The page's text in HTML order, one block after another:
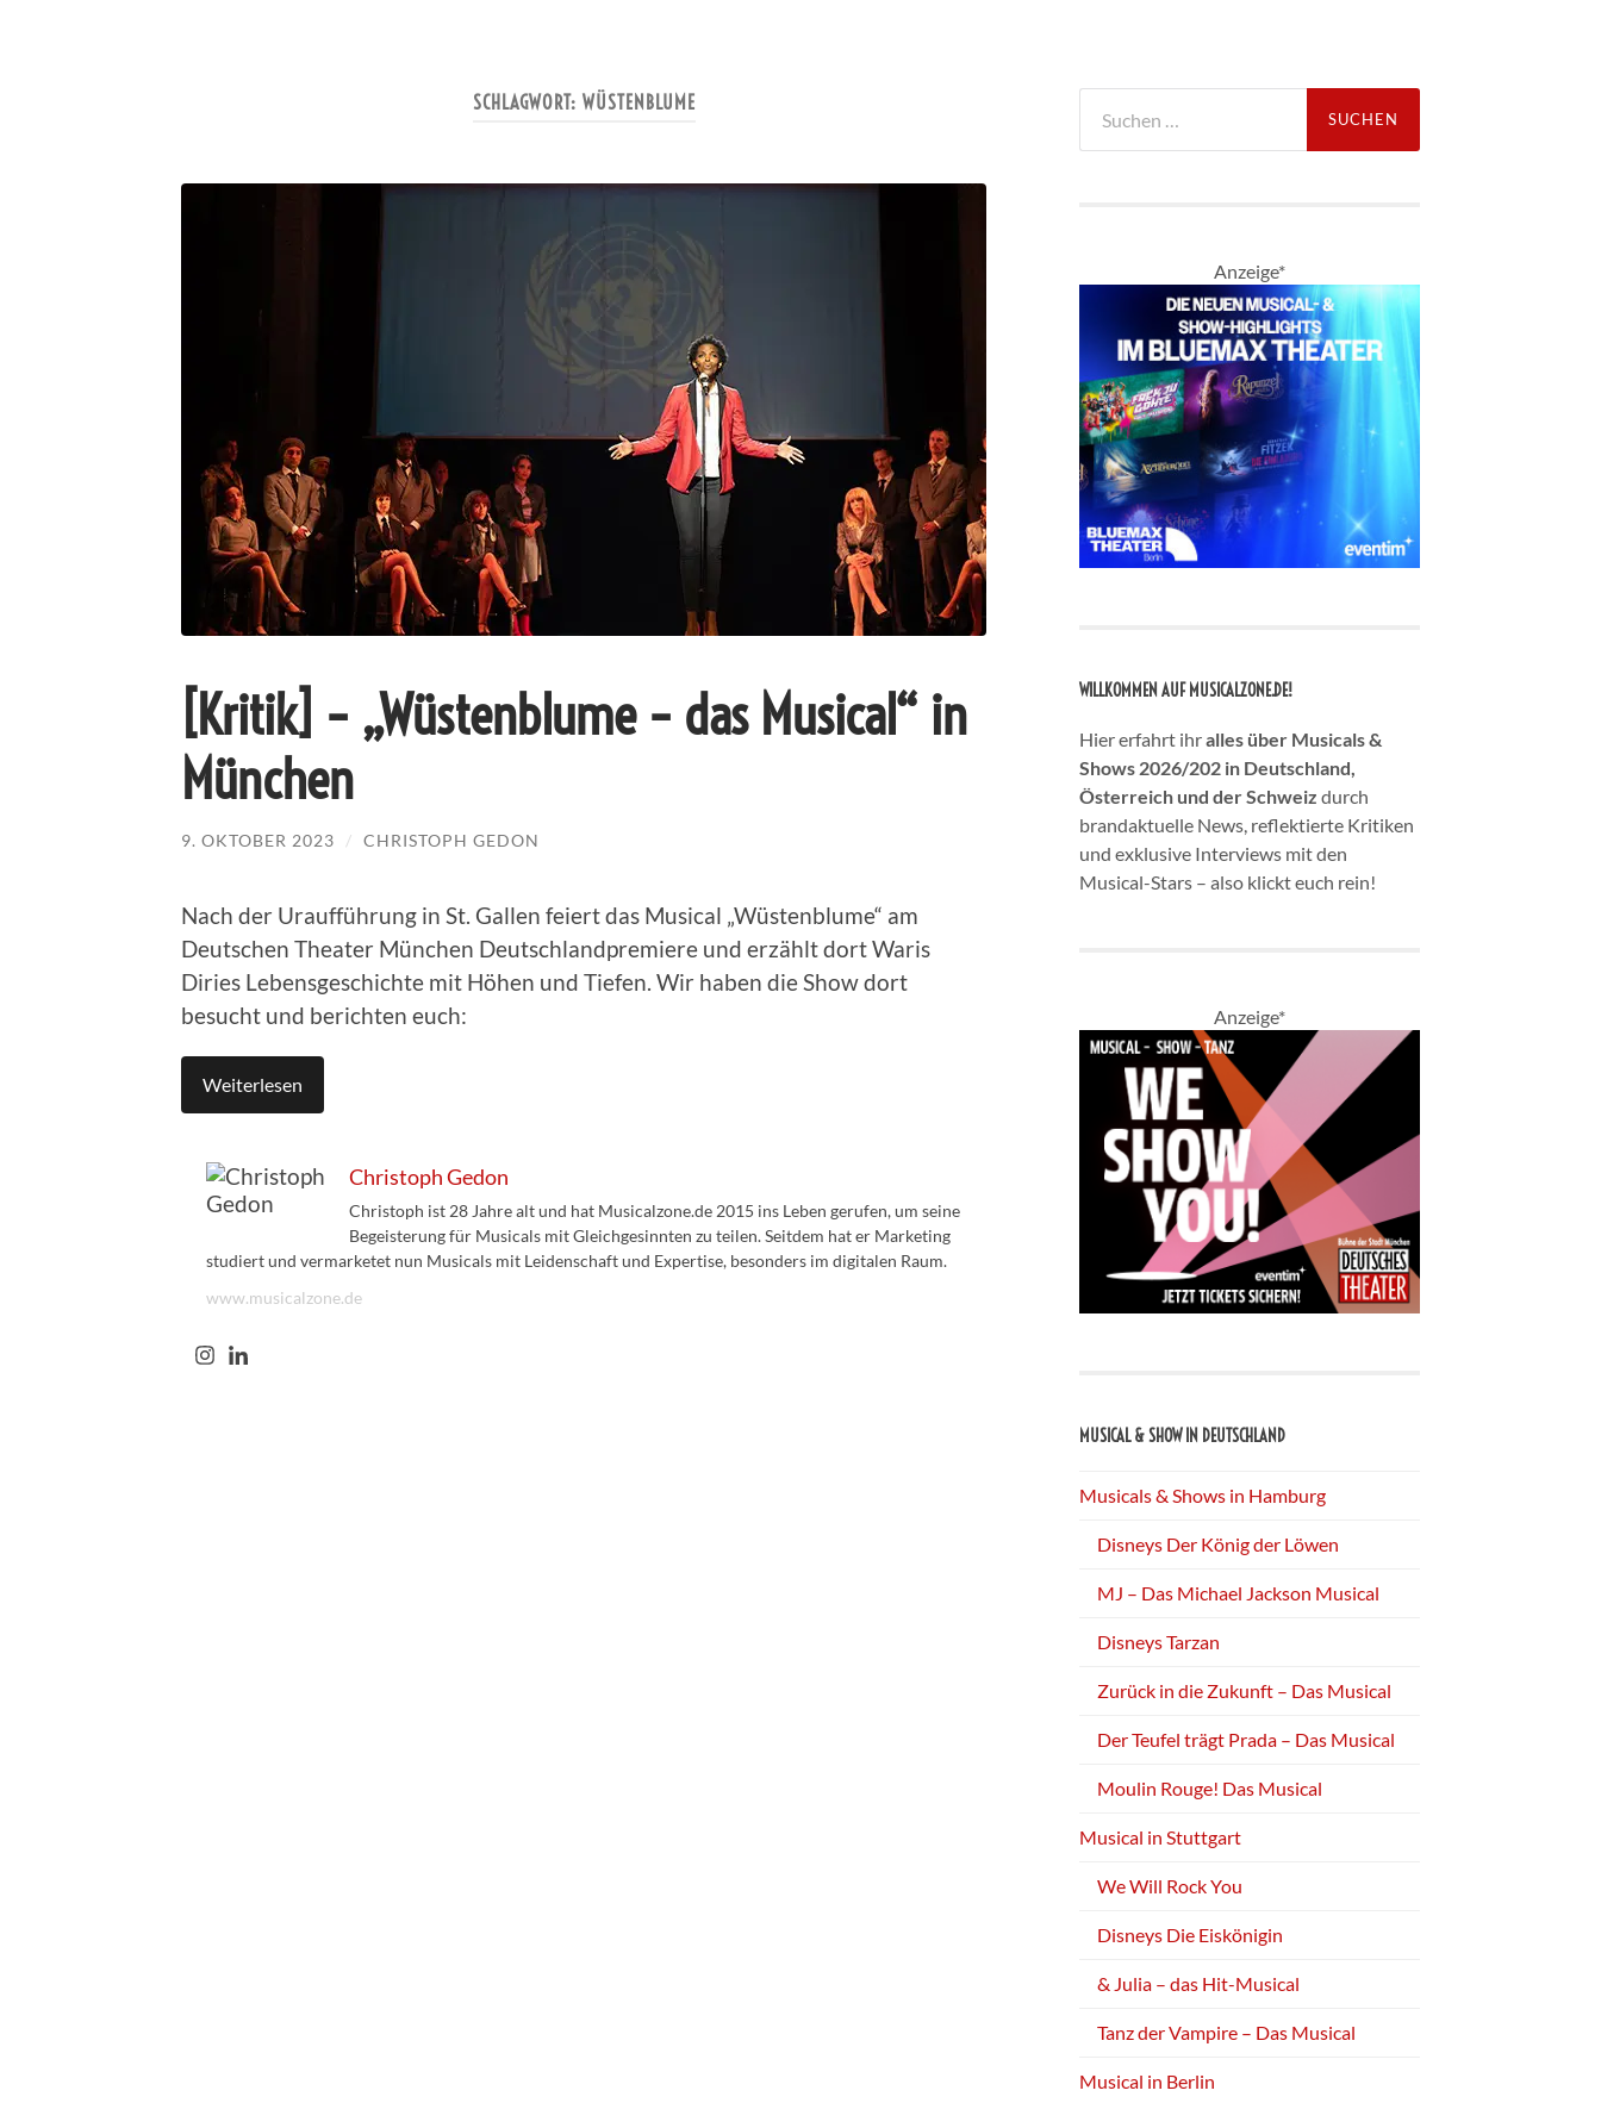
SCHLAGWORT: WÜSTENBLUME
[Kritik] – „Wüstenblume – das Musical“ in
München
9. OKTOBER 2023 / CHRISTOPH GEDON
Nach der Uraufführung in St. Gallen feiert das Musical „Wüstenblume“ am
Deutschen Theater München Deutschlandpremiere und erzählt dort Waris
Diries Lebensgeschichte mit Höhen und Tiefen. Wir haben die Show dort
besucht und berichten euch:
Weiterlesen
Christoph Gedon
Christoph ist 28 Jahre alt und hat Musicalzone.de 2015 ins Leben gerufen, um seine
Begeisterung für Musicals mit Gleichgesinnten zu teilen. Seitdem hat er Marketing
studiert und vermarketet nun Musicals mit Leidenschaft und Expertise, besonders im digitalen Raum.
www.musicalzone.de
nach:
Anzeige*
WILLKOMMEN AUF MUSICALZONE.DE!
Hier erfahrt ihralles über Musicals &
Shows 2026/202 in Deutschland,
Österreich und der Schweiz durch
brandaktuelle News, reflektierte Kritiken
und exklusive Interviews mit den
Musical-Stars – also klickt euch rein!
Anzeige*
MUSICAL & SHOW IN DEUTSCHLAND
Musicals & Shows in Hamburg
Disneys Der König der Löwen
MJ – Das Michael Jackson Musical
Disneys Tarzan
Zurück in die Zukunft – Das Musical
Der Teufel trägt Prada – Das Musical
Moulin Rouge! Das Musical
Musical in Stuttgart
We Will Rock You
Disneys Die Eiskönigin
& Julia – das Hit-Musical
Tanz der Vampire – Das Musical
Musical in Berlin